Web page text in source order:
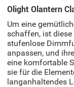
Olight Olantern
Um eine
schaffen, ist diese
stufenlose
anpassen, und
eine komfortable
sie für die
langanhaltendes